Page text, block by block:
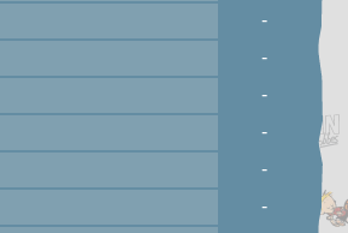
-
-
-
-
-
-